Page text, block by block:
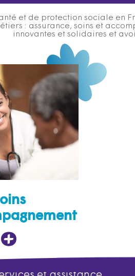
et de protection sociale en
: assurance, soins et
innovantes et solidaires et